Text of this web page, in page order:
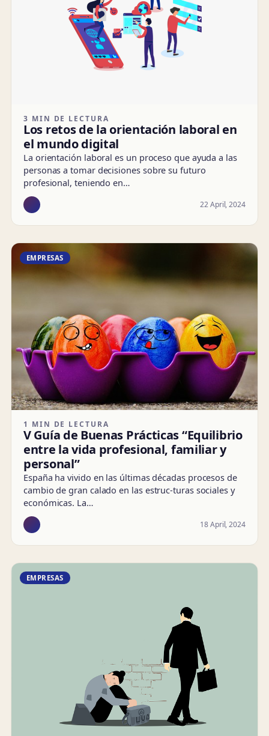
3 MIN DE LECTURA
Los retos de la orientación laboral en
el mundo digital
La orientación laboral es un proceso que ayuda a las
personas a tomar decisiones sobre su futuro
profesional, teniendo en…
22 April, 2024
EMPRESAS
1 MIN DE LECTURA
V Guía de Buenas Prácticas “Equilibrio
entre la vida profesional, familiar y
personal”
España ha vivido en las últimas décadas procesos de
cambio de gran calado en las estruc-turas sociales y
económicas. La…
18 April, 2024
EMPRESAS